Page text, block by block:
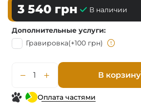
3 540 грн В наличии
Дополнительные услуги
Гравировка(+100 грн)
В корзину
Оплата частями